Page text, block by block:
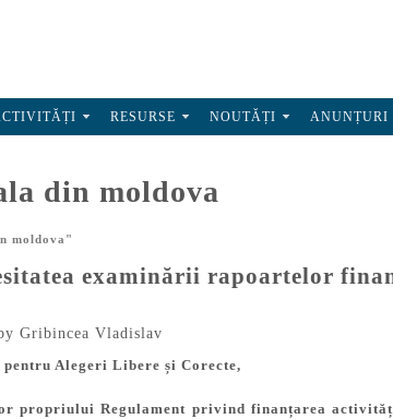
RESURSE NOUTĂȚI ANUNȚURI
din moldova
moldova"
examinării rapoartelor
Gribincea Vladislav
Alegeri Libere și Corecte,
propriului Regulament privind finanțarea